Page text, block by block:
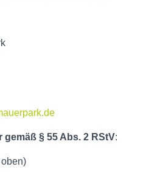
§ 55 Abs. 2 RStV: